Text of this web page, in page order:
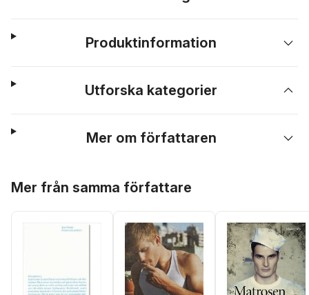
Produktinformation
Utforska kategorier
Mer om författaren
Mer från samma författare